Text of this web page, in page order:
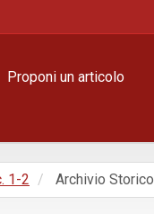
Proponi un articolo
1-2 Archivio Storico